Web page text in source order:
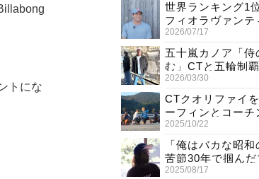
トにな
世界ランキング1
フィオラヴァンテ
ロージャージ獲得
タビュー
2026/07/17
五十嵐カノア「
む」CTと五輪制
ューで熱弁
2026/03/30
CTクオリファイ
ーフィンとコーチ
2025/10/22
「俺はバカな昭和
苦節30年で掴ん
聖文(54)の生き様
2025/08/17